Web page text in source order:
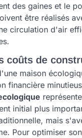
des gaines et le
être réalisés
circulation d'air
coûts de
maison
financière
initial plus
mais
Pour optimiser